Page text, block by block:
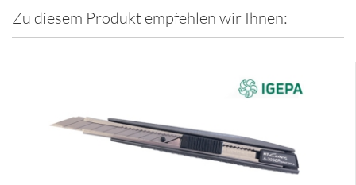
Zu diesem Produkt empfehlen wir Ihnen: